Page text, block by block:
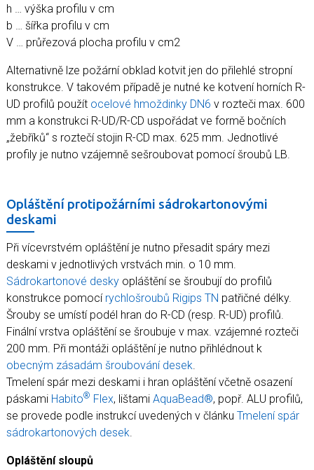
h … výška profilu v cm
b … šířka profilu v cm
V … průřezová plocha profilu v cm2
Alternativně lze požární obklad kotvit jen do přilehlé stropní
konstrukce. V takovém případě je nutné ke kotvení horních R-
UD profilů použít ocelové hmoždinky DN6 v rozteči max. 600
mm a konstrukci R-UD/R-CD uspořádat ve formě bočních
„žebříků“ s roztečí stojin R-CD max. 625 mm. Jednotlivé
profily je nutno vzájemně sešroubovat pomocí šroubů LB.
Opláštění protipožárními sádrokartonovými
deskami
Při vícevrstvém opláštění je nutno přesadit spáry mezi
deskami v jednotlivých vrstvách min. o 10 mm.
Sádrokartonové desky opláštění se šroubují do profilů
konstrukce pomocí rychlošroubů Rigips TN patřičné délky.
Šrouby se umístí podél hran do R-CD (resp. R-UD) profilů.
Finální vrstva opláštění se šroubuje v max. vzájemné rozteči
200 mm. Při montáži opláštění je nutno přihlédnout k
obecným zásadám šroubování desek
Tmelení spár mezi deskami i hran opláštění včetně osazení
páskami Habito® Flex, lištami AquaBead®, popř. ALU profilů,
se provede podle instrukcí uvedených v článku Tmelení spár
sádrokartonových desek
Opláštění sloupů